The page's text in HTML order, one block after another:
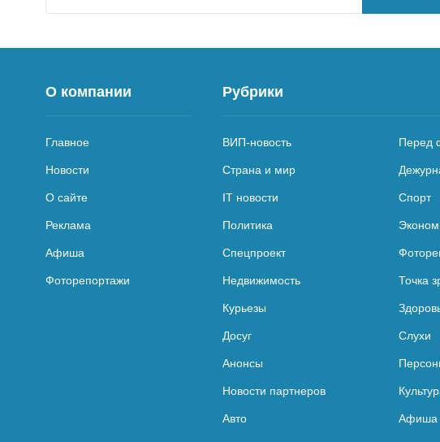
О компании
Главное
Новости
О сайте
Реклама
Афиша
Фоторепортажи
Рубрики
ВИП-новость Перед
Страна и мир
IT новости Спорт
Политика
Спецпроект
Недвижимость Точка
Курьезы
Досуг Слухи
Анонсы
Новости партнеров
Авто Афиша